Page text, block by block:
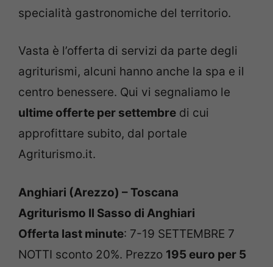
specialità gastronomiche del territorio.
Vasta è l’offerta di servizi da parte degli
agriturismi, alcuni hanno anche la spa e il
centro benessere. Qui vi segnaliamo le
ultime offerte per settembre di cui
approfittare subito, dal portale
Agriturismo.it.
Anghiari (Arezzo) – Toscana
Agriturismo Il Sasso di Anghiari
Offerta last minute: 7-19 SETTEMBRE 7
NOTTI sconto 20%. Prezzo 195 euro per 5